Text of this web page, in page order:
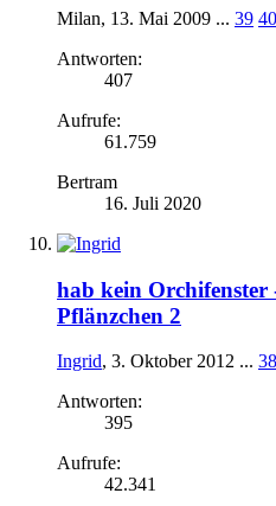
Milan, 13. Mai 2009 ... 39 40
Antworten:
407
Aufrufe:
61.759
Bertram
16. Juli 2020
hab kein Orchifenster
Pflänzchen 2
Ingrid, 3. Oktober 2012 ... 38
Antworten:
395
Aufrufe:
42.341